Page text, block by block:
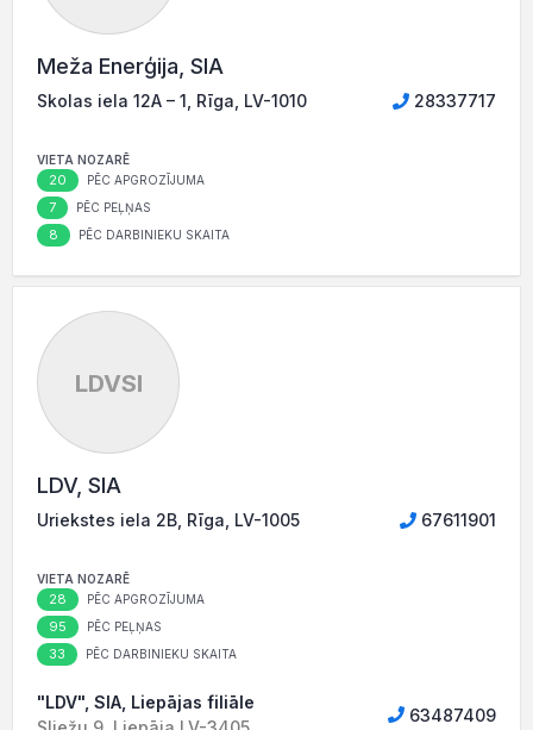
Meža Enerģija, SIA
Skolas iela 12A – 1, Rīga, LV-1010 28337717
VIETA NOZARĒ
20 PĒC APGROZĪJUMA
7 PĒC PEĻŅAS
8 PĒC DARBINIEKU SKAITA
LDVSI
LDV, SIA
Uriekstes iela 2B, Rīga, LV-1005 67611901
VIETA NOZARĒ
28 PĒC APGROZĪJUMA
95 PĒC PEĻŅAS
33 PĒC DARBINIEKU SKAITA
"LDV", SIA, Liepājas filiāle
63487409